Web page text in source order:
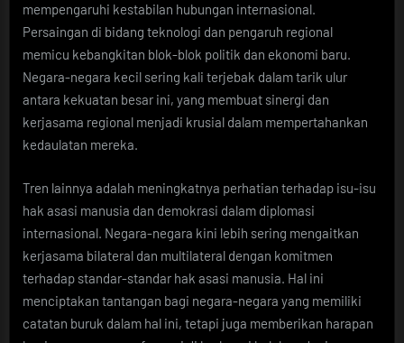
mempengaruhi kestabilan hubungan internasional.
Persaingan di bidang teknologi dan pengaruh regional
memicu kebangkitan blok-blok politik dan ekonomi baru.
Negara-negara kecil sering kali terjebak dalam tarik ulur
antara kekuatan besar ini, yang membuat sinergi dan
kerjasama regional menjadi krusial dalam mempertahankan
kedaulatan mereka.
Tren lainnya adalah meningkatnya perhatian terhadap isu-isu
hak asasi manusia dan demokrasi dalam diplomasi
internasional. Negara-negara kini lebih sering mengaitkan
kerjasama bilateral dan multilateral dengan komitmen
terhadap standar-standar hak asasi manusia. Hal ini
menciptakan tantangan bagi negara-negara yang memiliki
catatan buruk dalam hal ini, tetapi juga memberikan harapan